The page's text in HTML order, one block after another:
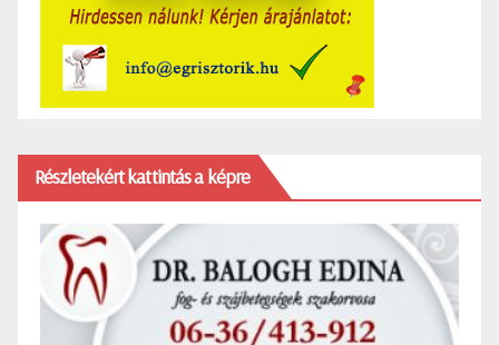
Részletekért kattintás a képre